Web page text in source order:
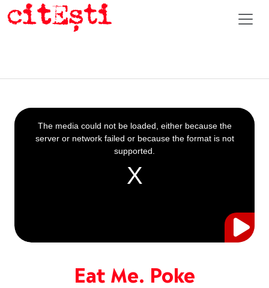
Eat Me. Poke
This
is
a
The media could not be loaded, either because the
server or network failed or because the format is not
supported.